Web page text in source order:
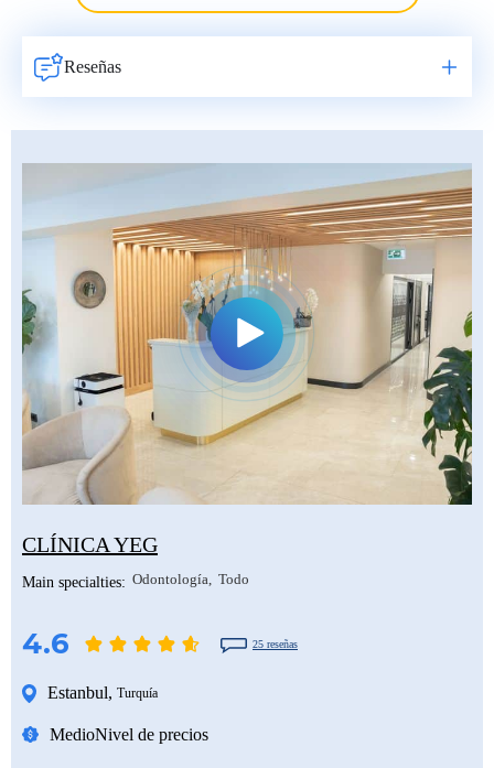
Reseñas
CLÍNICA YEG
Main specialties: Odontología Todo
4.6 25 reseñas
Estanbul, Turquía
MedioNivel de precios